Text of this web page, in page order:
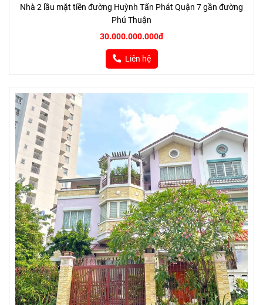
Nhà 2 lầu mặt tiền đường Huỳnh Tấn Phát Quận 7 gần đường
Phú Thuận
30.000.000.000đ
Liên hệ